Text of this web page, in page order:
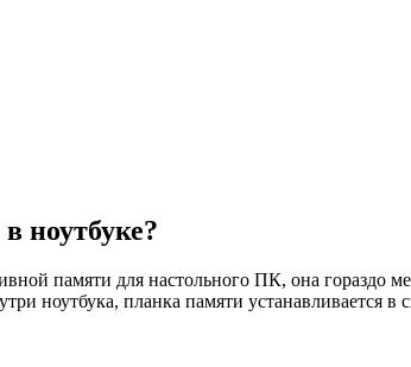
ноутбуке?
памяти для настольного ПК, она
ноутбука, планка памяти устанавливается